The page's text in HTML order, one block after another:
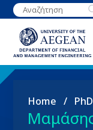
Skip
to
content
Breadcrumb
Home PhD